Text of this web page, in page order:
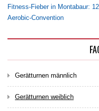
Fitness-Fieber in Montabaur:
Aerobic-Convention
Gerätturnen männlich
Gerätturnen weiblich